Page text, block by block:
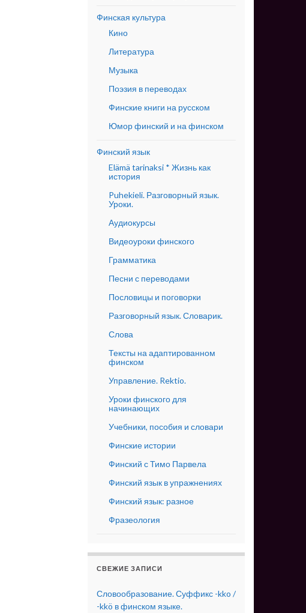
Финская культура
Кино
Литература
Музыка
Поэзия в переводах
Финские книги на русском
Юмор финский и на финском
Финский язык
Elämä tarinaksi * Жизнь как
история
Puhekieli. Разговорный язык.
Уроки.
Аудиокурсы
Видеоуроки финского
Грамматика
Песни с переводами
Пословицы и поговорки
Разговорный язык. Словарик.
Слова
Тексты на адаптированном
финском
Управление. Rektio.
Уроки финского для
начинающих
Учебники, пособия и словари
Финские истории
Финский с Тимо Парвела
Финский язык в упражнениях
Финский язык: разное
Фразеология
СВЕЖИЕ ЗАПИСИ
Словообразование. Суффикс -kko /
-kkö в финском языке.